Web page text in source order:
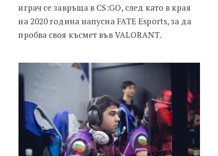
играч се завръща в CS:GO, след като в края
на 2020 година напусна FATE Esports, за да
пробва своя късмет във VALORANT.